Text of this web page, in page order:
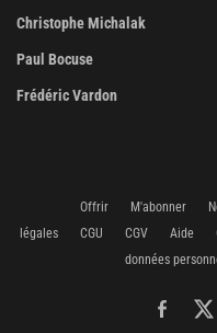
Christophe Michalak
Paul Bocuse
Frédéric Vardon
Offrir M'abonner
légales
CGU CGV Aide
données